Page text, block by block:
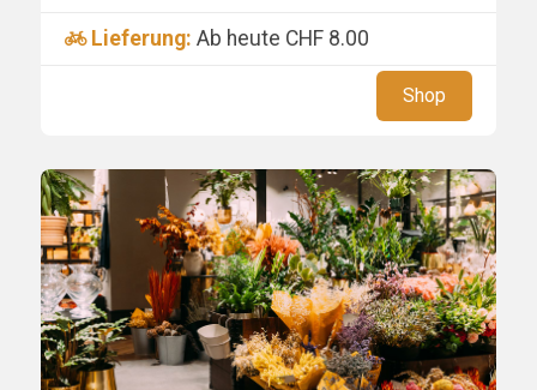
Lieferung: Ab heute CHF 8.00
Shop